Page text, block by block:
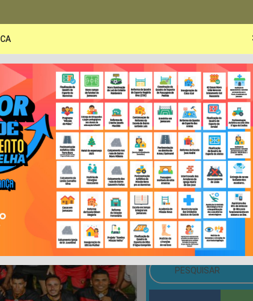
PORTAL DA TRANSPARÊNCIA ACESSO
Publicações LRF e Contas Públicas